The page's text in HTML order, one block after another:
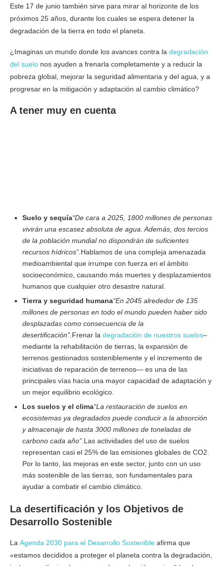
Este 17 de junio también sirve para mirar al horizonte de los
próximos 25 años, durante los cuales se espera detener la
degradación de la tierra en todo el planeta.
¿Imaginas un mundo donde los avances contra la degradación
del suelo nos ayuden a frenarla completamente y a reducir la
pobreza global, mejorar la seguridad alimentaria y del agua, y a
progresar en la mitigación y adaptación al cambio climático?
A tener muy en cuenta
Suelo y sequía“De cara a 2025, 1800 millones de personas
vivirán una escasez absoluta de agua. Además, dos tercios
de la población mundial no dispondrán de suficientes
recursos hídricos”. Hablamos de una compleja amenazada
medioambiental que irrumpe con fuerza en el ámbito
socioeconómico, causando más muertes y desplazamientos
humanos que cualquier otro desastre natural.
Tierra y seguridad humana“En 2045 alrededor de 135
millones de personas en todo el mundo pueden haber sido
desplazadas como consecuencia de la
desertificación”. Frenar la degradación de nuestros suelos–
mediante la rehabilitación de tierras, la expansión de
terrenos gestionados sosteniblemente y el incremento de
iniciativas de reparación de terrenos— es una de las
principales vías hacia una mayor capacidad de adaptación y
un mejor equilibrio ecológico.
Los suelos y el clima“La restauración de suelos en
ecosistemas ya degradados puede conducir a la absorción
y almacenaje de hasta 3000 millones de toneladas de
carbono cada año”. Las actividades del uso de suelos
representan casi el 25% de las emisiones globales de CO2.
Por lo tanto, las mejoras en este sector, junto con un uso
más sostenible de las tierras, son fundamentales para
ayudar a combatir el cambio climático.
La desertificación y los Objetivos de
Desarrollo Sostenible
La Agenda 2030 para el Desarrollo Sostenible afirma que
«estamos decididos a proteger el planeta contra la degradación,